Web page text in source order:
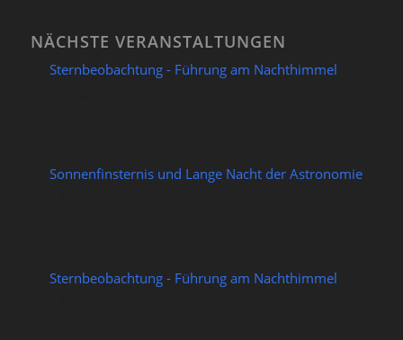
NÄCHSTE VERANSTALTUNGEN
Sternbeobachtung - Führung am Nachthimmel
Sonnenfinsternis und Lange Nacht der Astronomie
Sternbeobachtung - Führung am Nachthimmel